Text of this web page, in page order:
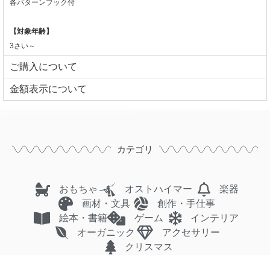
各パターンブック付
【対象年齢】
3さい～
ご購入について
⾦額表⽰について
カテゴリ
おもちゃ オストハイマー
楽器
画材・文具
創作・手仕事
絵本・書籍
ゲーム
インテリア
オーガニック
アクセサリー
クリスマス